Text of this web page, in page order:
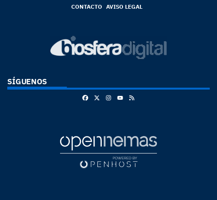
CONTACTO AVISO LEGAL
SÍGUENOS
FacebookInstagram